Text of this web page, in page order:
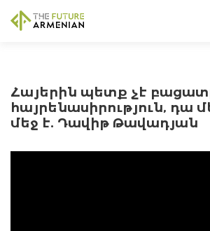
Հայերին պետք չէ
հայրենասիրություն, դա
մեջ է. Դավիթ Թավադյան